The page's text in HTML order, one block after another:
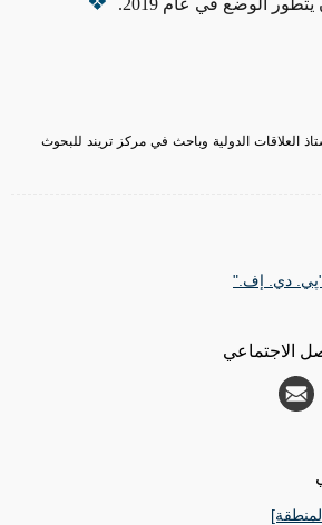
العلاقات الدولية وباحث في مركز تريند للبحوث
الوضع في عام 2019.
دي. إف."
الاجتماعي